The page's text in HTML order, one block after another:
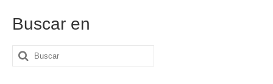
Slovenčina(Eslavo)
Buscar en
Buscar